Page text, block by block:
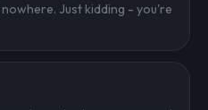
Just kidding - you're